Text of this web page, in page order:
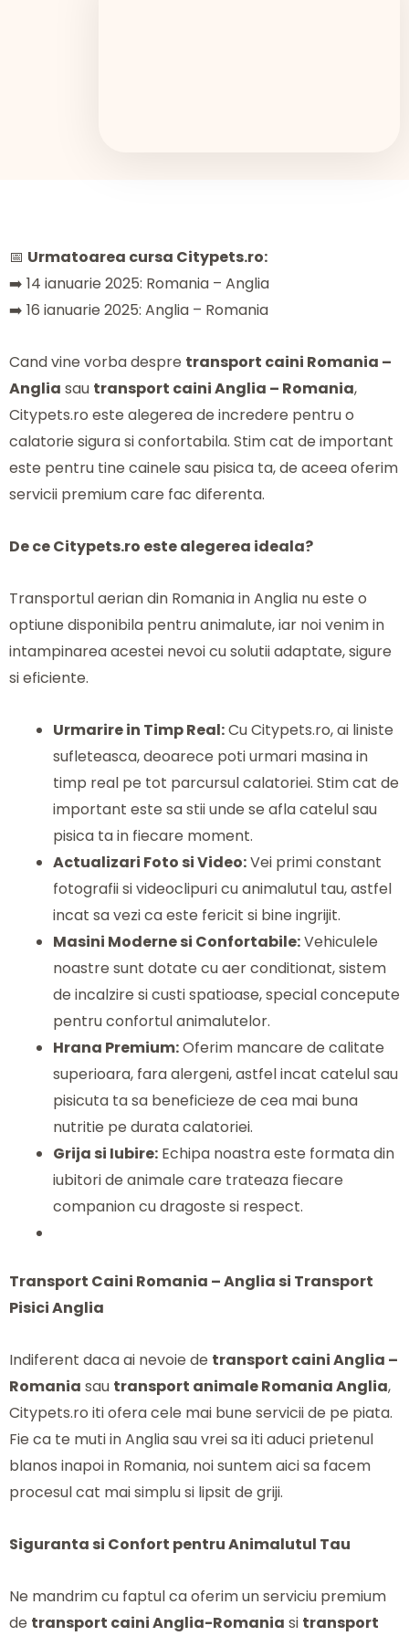
📅 Urmatoarea cursa Citypets.ro:
➡️ 14 ianuarie 2025: Romania – Anglia
➡️ 16 ianuarie 2025: Anglia – Romania
Cand vine vorba despre transport caini Romania –
Anglia sau transport caini Anglia – Romania,
Citypets.ro este alegerea de incredere pentru o
calatorie sigura si confortabila. Stim cat de important
este pentru tine cainele sau pisica ta, de aceea oferim
servicii premium care fac diferenta.
De ce Citypets.ro este alegerea ideala?
Transportul aerian din Romania in Anglia nu este o
optiune disponibila pentru animalute, iar noi venim in
intampinarea acestei nevoi cu solutii adaptate, sigure
si eficiente.
Urmarire in Timp Real:Cu Citypets.ro, ai liniste
sufleteasca, deoarece poti urmari masina in
timp real pe tot parcursul calatoriei. Stim cat de
important este sa stii unde se afla catelul sau
pisica ta in fiecare moment.
Actualizari Foto si Video:Vei primi constant
fotografii si videoclipuri cu animalutul tau, astfel
incat sa vezi ca este fericit si bine ingrijit.
Masini Moderne si Confortabile:Vehiculele
noastre sunt dotate cu aer conditionat, sistem
de incalzire si custi spatioase, special concepute
pentru confortul animalutelor.
Hrana Premium:Oferim mancare de calitate
superioara, fara alergeni, astfel incat catelul sau
pisicuta ta sa beneficieze de cea mai buna
nutritie pe durata calatoriei.
Grija si Iubire: Echipa noastra este formata din
iubitori de animale care trateaza fiecare
companion cu dragoste si respect.
Transport Caini Romania – Anglia si Transport
Pisici Anglia
Indiferent daca ai nevoie de transport caini Anglia –
Romania sau transport animale Romania Anglia,
Citypets.ro iti ofera cele mai bune servicii de pe piata.
Fie ca te muti in Anglia sau vrei sa iti aduci prietenul
blanos inapoi in Romania, noi suntem aici sa facem
procesul cat mai simplu si lipsit de griji.
Siguranta si Confort pentru Animalutul Tau
Ne mandrim cu faptul ca oferim un serviciu premium
de transport caini Anglia-Romania si transport